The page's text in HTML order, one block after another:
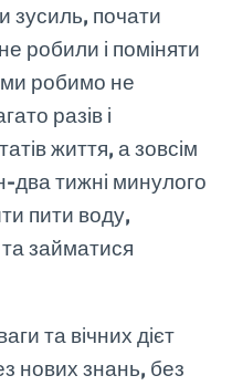
зусиль, почати
робили і поміняти
робимо не
разів і
життя, а зовсім
тижні минулого
пити воду,
займатися
та вічних дієт
нових знань, без